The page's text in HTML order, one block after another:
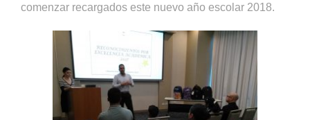
comenzar recargados este nuevo año escolar 2018.